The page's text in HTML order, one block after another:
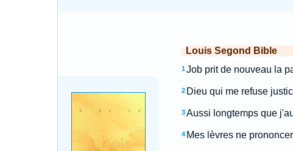
Louis Segond Bible
1Job prit de nouveau la
2 Dieu qui me refuse
3Aussi longtemps que
4 Mes lèvres ne